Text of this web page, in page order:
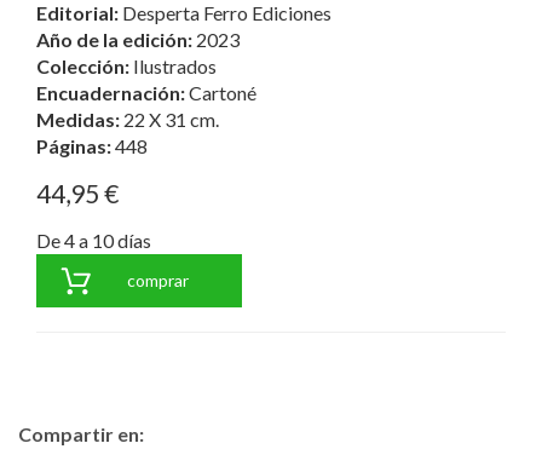
Editorial: Desperta Ferro Ediciones
Año de la edición: 2023
Colección: Ilustrados
Encuadernación:Cartoné
Medidas: 22 X 31 cm.
Páginas:448
44,95 €
De 4 a 10 días
comprar
Compartir en: